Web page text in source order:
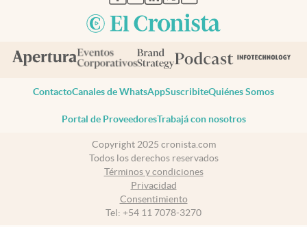
ContactoCanales de WhatsAppSuscribiteQuiénes Somos
Portal de ProveedoresTrabajá con nosotros
Copyright 2025 cronista.com
Todos los derechos reservados
Términos y condiciones
Privacidad
Consentimiento
Tel: +54 11 7078-3270